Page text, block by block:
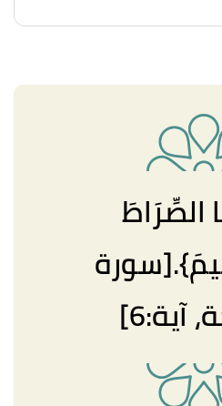
الصِّرَاطَ
آية:6]